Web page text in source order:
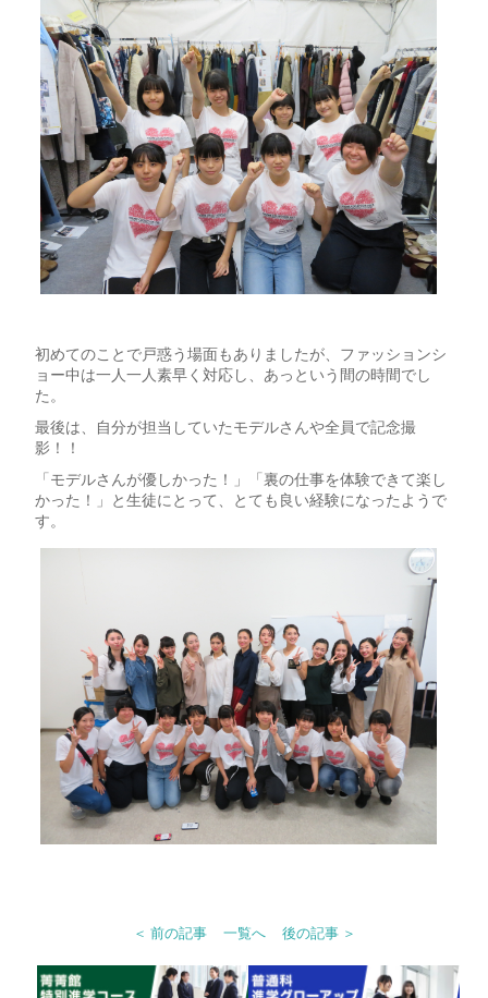
初めてのことで戸惑う場面もありましたが、ファッションシ
ョー中は一人一人素早く対応し、あっという間の時間でし
た。
最後は、自分が担当していたモデルさんや全員で記念撮
影！！
「モデルさんが優しかった！」「裏の仕事を体験できて楽し
かった！」と生徒にとって、とても良い経験になったようで
す。
＜ 前の記事 一覧へ 後の記事 ＞